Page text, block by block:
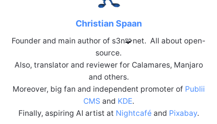
Christian Spaan
Founder and main author of s3n🧩net. All about open-
source.
Also, translator and reviewer for Calamares, Manjaro
and others.
Moreover, big fan and independent promoter of Publii
CMS and KDE.
Finally, aspiring AI artist at Nightcaféand Pixabay.